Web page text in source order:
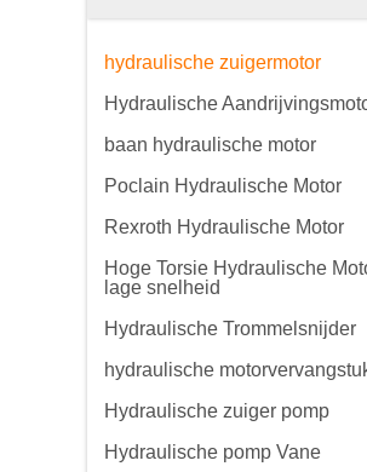
hydraulische zuigermotor
Hydraulische
baan hydraulische motor
Poclain Hydraulische Motor
Rexroth Hydraulische Motor
Hoge Torsie Hydraulische
lage snelheid
Hydraulische Trommelsnijder
hydraulische
Hydraulische zuiger pomp
Hydraulische pomp Vane